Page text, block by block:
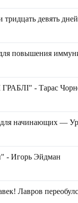
тридцать девять
повышения
- Тарас
для начинающих —
- Игорь Эйдман
Лавров